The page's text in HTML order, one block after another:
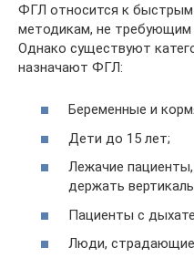
ФГЛ относится к
методикам, не требующим
Однако существуют
назначают ФГЛ:
Беременные и
Дети до 15 лет;
Лежачие
держать
Пациенты с
Люди, страдающие